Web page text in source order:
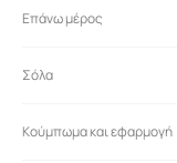
Επάνω μέρος
Σόλα
Κούμπωμα και εφαρμογή